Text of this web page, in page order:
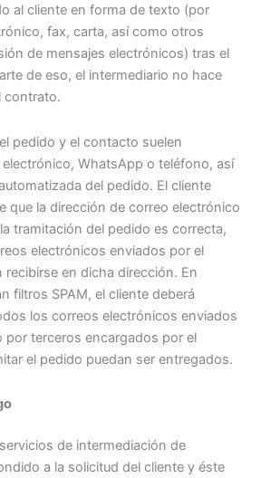
al cliente en forma de texto (por
fax, carta, así como otros
de mensajes electrónicos) tras el
de eso, el intermediario no hace
contrato.
pedido y el contacto suelen
WhatsApp o teléfono, así
del pedido. El cliente
que la dirección de correo electrónico
tramitación del pedido es correcta,
electrónicos enviados por el
recibirse en dicha dirección. En
filtros SPAM, el cliente deberá
los correos electrónicos enviados
por terceros encargados por el
el pedido puedan ser entregados.
de intermediación de
a la solicitud del cliente y éste